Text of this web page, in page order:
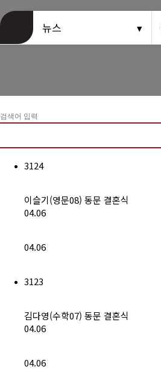
동문회관 오시는길
동문신용카드
총동문회 뉴스
동문 동정
영상 갤러리
동문회보
모교 소식
뉴스
3124
이슬기(영문08) 동문 결혼식
04.06
04.06
3123
김다영(수학07) 동문 결혼식
04.06
04.06